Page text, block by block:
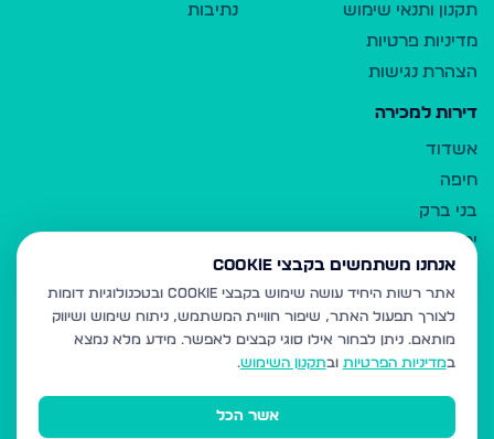
תקנון ותנאי שימוש
מדיניות פרטיות
הצהרת נגישות
נתיבות
דירות למכירה
אשדוד
חיפה
בני ברק
ירושלים
אלעד
גבעת זאב
בית שמש
רכסים
מודיעין עילית
אנחנו משתמשים בקבצי Cookie
אתר רשות היחיד עושה שימוש בקבצי Cookie ובטכנולוגיות דומות
לצורך תפעול האתר, שיפור חוויית המשתמש, ניתוח שימוש ושיווק
מותאם. ניתן לבחור אילו סוגי קבצים לאפשר. מידע מלא נמצא
במדיניות הפרטיות ובתקנון השימוש.
אשר הכל